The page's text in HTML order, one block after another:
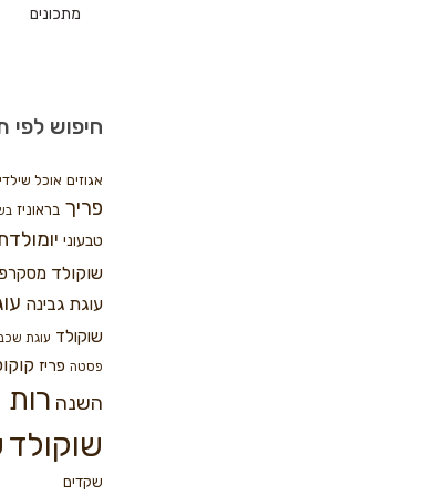
מתכונים
חיפוש לפי
אגוזים אוכל
פריך בראוניז
טבעוני
שוקולד
עוגת גבינה
שוקולד עוגת
פסטה פריז
השנה
שוקולד
שקדים